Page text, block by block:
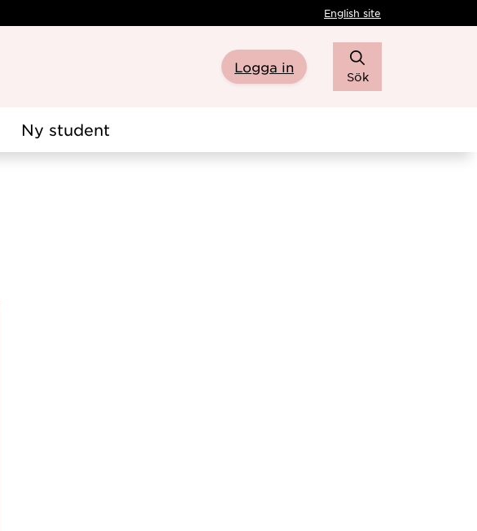
English site
Logga in
Sök
Ny student